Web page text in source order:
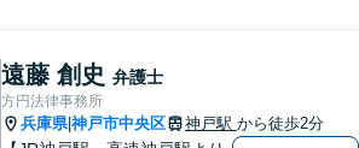
目指します。どんなささいな
事でも、お気軽にご相談くだ
さい。
遠藤 創史 弁護士
方円法律事務所
兵庫県|神戸市中央区 神戸駅 から徒歩2分